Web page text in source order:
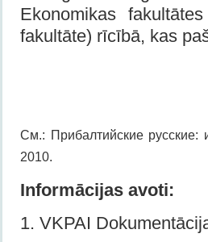
Ekonomikas
fakultāte) rīcībā, kas
См.: Прибалтийские русские:
2010.
Informācijas avoti:
1. VKPAI